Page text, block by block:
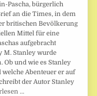
Pascha, bürgerlich
an die Times, in dem
britischen Bevölkerung
Mittel für eine
aufgebracht
M. Stanley wurde
Ob und wie es Stanley
Abenteuer er auf
der Autor Stanley
…